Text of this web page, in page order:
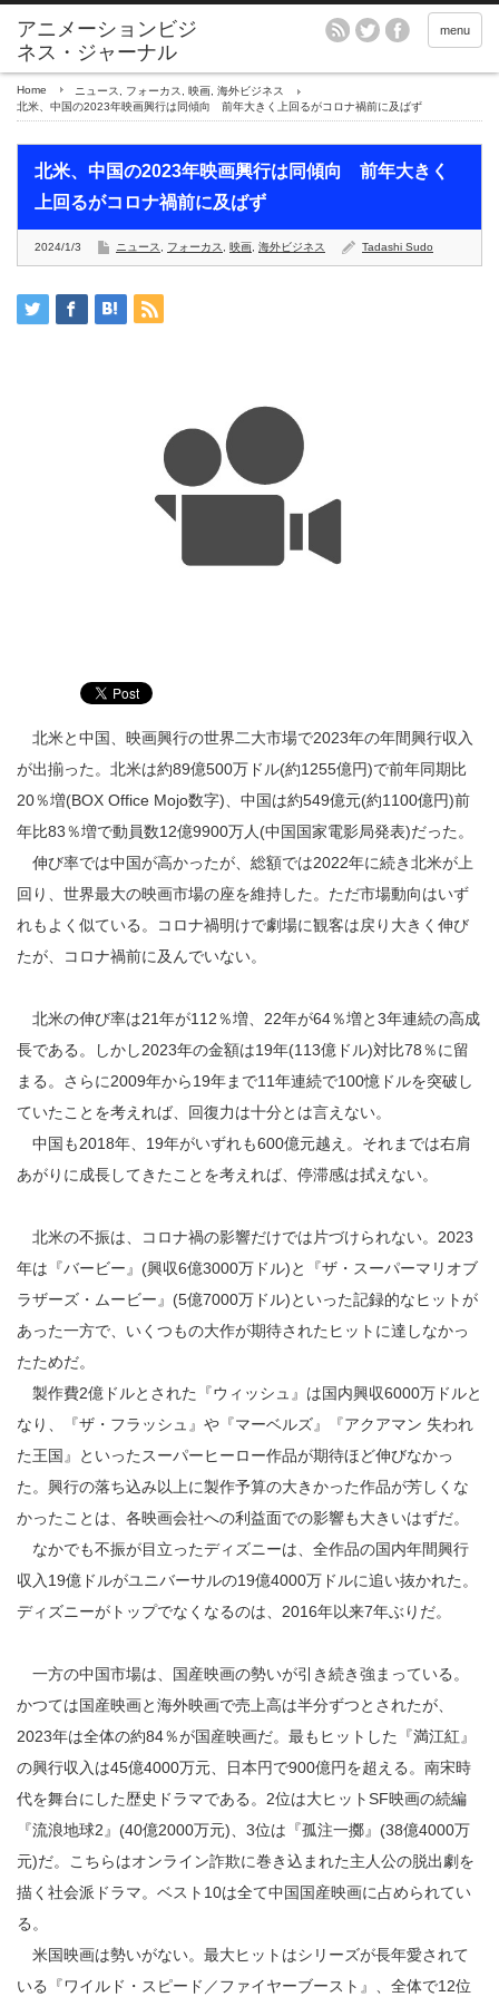
アニメーションビジ
ネス・ジャーナル
menu
Home ニュース フォーカス 映画 海外ビジネス
北米、中国の2023年映画興行は同傾向 前年大きく上回るがコロナ禍前に及ばず
北米、中国の2023年映画興行は同傾向 前年大きく
上回るがコロナ禍前に及ばず
2024/1/3 ニュース フォーカス 映画 海外ビジネス Tadashi Sudo
北米と中国、映画興行の世界二大市場で2023年の年間興行収入
が出揃った。北米は約89億500万ドル(約1255億円)で前年同期比
20％増(BOX Office Mojo数字)、中国は約549億元(約1100億円)前
年比83％増で動員数12億9900万人(中国国家電影局発表)だった。
伸び率では中国が高かったが、総額では2022年に続き北米が上
回り、世界最大の映画市場の座を維持した。ただ市場動向はいず
れもよく似ている。コロナ禍明けで劇場に観客は戻り大きく伸び
たが、コロナ禍前に及んでいない。
北米の伸び率は21年が112％増、22年が64％増と3年連続の高成
長である。しかし2023年の金額は19年(113億ドル)対比78％に留
まる。さらに2009年から19年まで11年連続で100憶ドルを突破し
ていたことを考えれば、回復力は十分とは言えない。
中国も2018年、19年がいずれも600億元越え。それまでは右肩
あがりに成長してきたことを考えれば、停滞感は拭えない。
北米の不振は、コロナ禍の影響だけでは片づけられない。2023
年は『バービー』(興収6億3000万ドル)と『ザ・スーパーマリオブ
ラザーズ・ムービー』(5億7000万ドル)といった記録的なヒットが
あった一方で、いくつもの大作が期待されたヒットに達しなかっ
たためだ。
製作費2億ドルとされた『ウィッシュ』は国内興収6000万ドルと
なり、『ザ・フラッシュ』や『マーベルズ』『アクアマン 失われ
た王国』といったスーパーヒーロー作品が期待ほど伸びなかっ
た。興行の落ち込み以上に製作予算の大きかった作品が芳しくな
かったことは、各映画会社への利益面での影響も大きいはずだ。
なかでも不振が目立ったディズニーは、全作品の国内年間興行
収入19億ドルがユニバーサルの19億4000万ドルに追い抜かれた。
ディズニーがトップでなくなるのは、2016年以来7年ぶりだ。
一方の中国市場は、国産映画の勢いが引き続き強まっている。
かつては国産映画と海外映画で売上高は半分ずつとされたが、
2023年は全体の約84％が国産映画だ。最もヒットした『満江紅』
の興行収入は45億4000万元、日本円で900億円を超える。南宋時
代を舞台にした歴史ドラマである。2位は大ヒットSF映画の続編
『流浪地球2』(40億2000万元)、3位は『孤注一擲』(38億4000万
元)だ。こちらはオンライン詐欺に巻き込まれた主人公の脱出劇を
描く社会派ドラマ。ベスト10は全て中国国産映画に占められてい
る。
米国映画は勢いがない。最大ヒットはシリーズが長年愛されて
いる『ワイルド・スピード／ファイヤーブースト』、全体で12位